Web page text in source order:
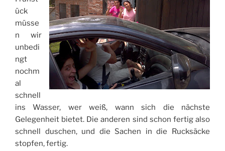
ück
müsse
n wir
unbedi
ngt
nochm
al
schnell
ins Wasser, wer weiß, wann sich die nächste
Gelegenheit bietet. Die anderen sind schon fertig also
schnell duschen, und die Sachen in die Rucksäcke
stopfen, fertig.